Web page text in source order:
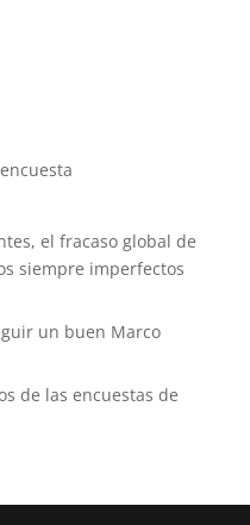
el fracaso global de
siempre imperfectos
un buen Marco
de las encuestas de